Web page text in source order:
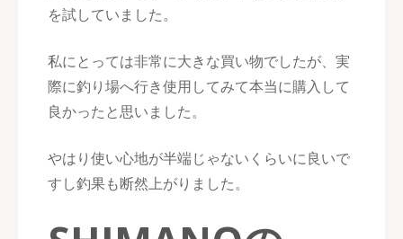
を試していました。
私にとっては非常に大きな買い物でしたが、実
際に釣り場へ行き使用してみて本当に購入して
良かったと思いました。
やはり使い心地が半端じゃないくらいに良いで
すし釣果も断然上がりました。